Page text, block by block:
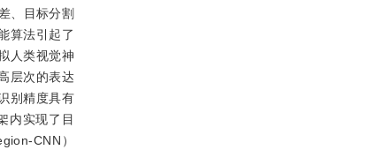
、目标分割
算法引起了
人类视觉神
层次的表达
别精度具有
内实现了目
CNN）